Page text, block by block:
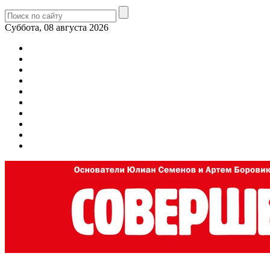
Суббота, 08 августа 2026